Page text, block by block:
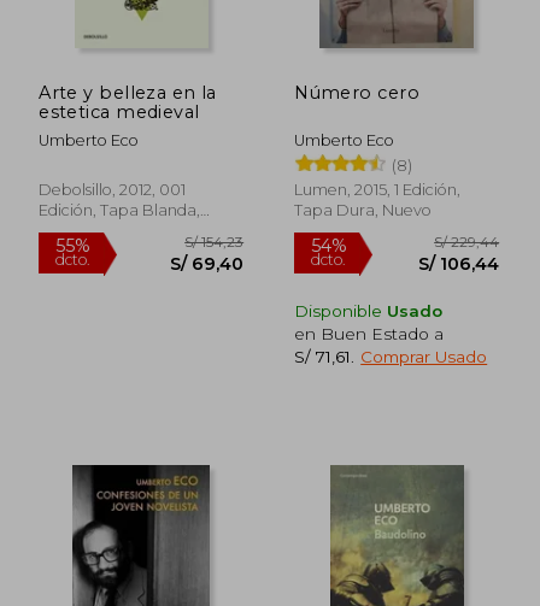
40% 55%
Arte y belleza en la
estetica medieval
Umberto Eco
Debolsillo, 2012, 001
Edición, Tapa Blanda,
Nuevo
Número cero
Umberto Eco
(8)
Lumen, 2015, 1 Edición,
Tapa Dura, Nuevo
Disponible Usado
en Buen Estado a
S/ 71,61
Comprar Usado